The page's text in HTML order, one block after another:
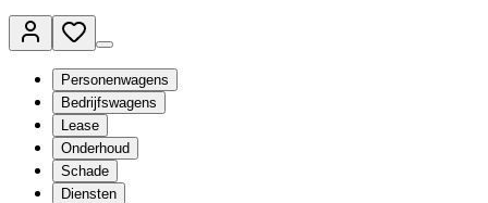
Personenwagens
Bedrijfswagens
Lease
Onderhoud
Schade
Diensten